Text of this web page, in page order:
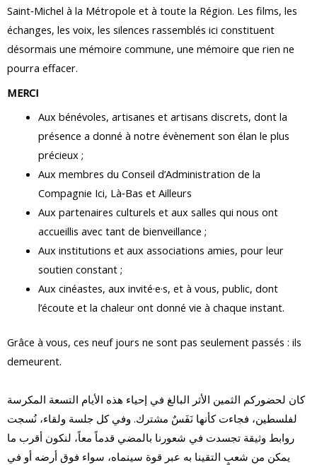
Saint‑Michel à la Métropole et à toute la Région. Les films, les
échanges, les voix, les silences rassemblés ici constituent
désormais une mémoire commune, une mémoire que rien ne
pourra effacer.
MERCI
Aux bénévoles, artisanes et artisans discrets, dont la
présence a donné à notre évènement son élan le plus
précieux ;
Aux membres du Conseil d’Administration de la
Compagnie Ici, Là‑Bas et Ailleurs
Aux partenaires culturels et aux salles qui nous ont
accueillis avec tant de bienveillance ;
Aux institutions et aux associations amies, pour leur
soutien constant ;
Aux cinéastes, aux invité·e·s, et à vous, public, dont
l’écoute et la chaleur ont donné vie à chaque instant.
Grâce à vous, ces neuf jours ne sont pas seulement passés : ils
demeurent.
كان لحضوركم الثمين الأثر البالغ في إحياء هذه الأيام التسعة المكرسة
لفلسطين، فجاءت كأنها نَفَسٌ مشترك. وفي كل جلسة ولقاء، نُسجت
روابط وثيقة تجسدت في شعورنا بالمضي قدماً معاً، لنكون أقرب ما
يمكن من شعبٍ التقينا به عبر قوة سينماه، سواء فوق أرضه أو في